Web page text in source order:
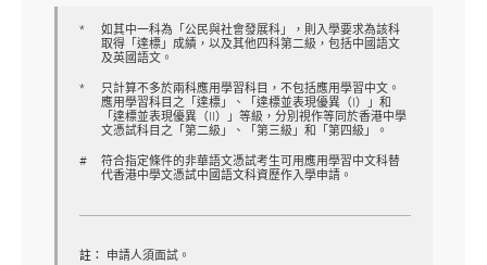
如其中一科為「公民與社會發展科」，則入學要求為該科
取得「達標」成績，以及其他四科第二級，包括中國語文
及英國語文。
只計算不多於兩科應用學習科目，不包括應用學習中文。
應用學習科目之「達標」、「達標並表現優異（I）」和
「達標並表現優異（II）」等級，分別視作等同於香港中學
文憑試科目之「第二級」、「第三級」和「第四級」。
符合指定條件的非華語文憑試考生可用應用學習中文科替
代香港中學文憑試中國語文科資歷作入學申請。
註： 申請人須面試。